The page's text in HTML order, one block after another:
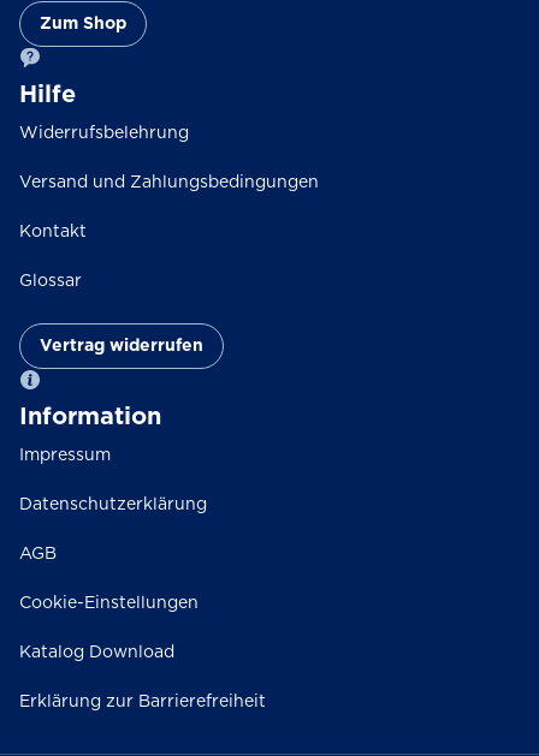
auf
der
Produktseite
gewählt
werden
Zum Shop
Hilfe
Widerrufsbelehrung
Versand und Zahlungsbedingungen
Kontakt
Glossar
Vertrag widerrufen
Information
Impressum
Datenschutzerklärung
AGB
Cookie-Einstellungen
Katalog Download
Erklärung zur Barrierefreiheit